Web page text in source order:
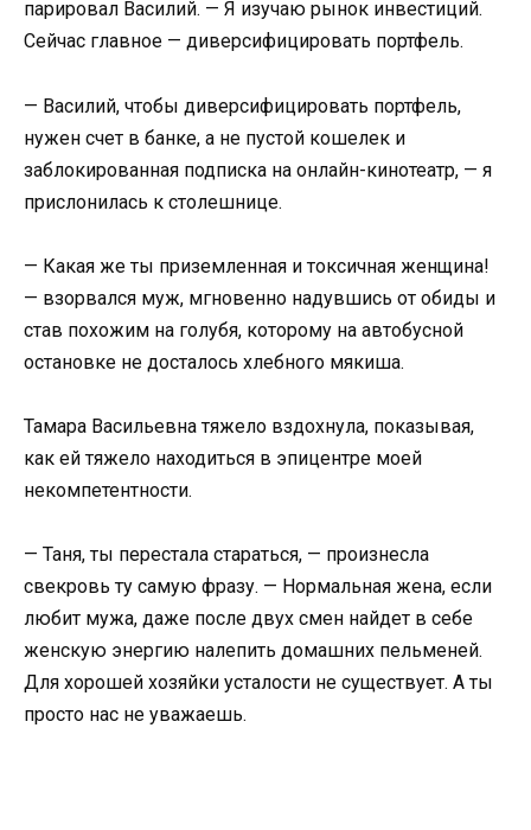
парировал Василий. — Я изучаю рынок инвестиций.
Сейчас главное — диверсифицировать портфель.
— Василий, чтобы диверсифицировать портфель,
нужен счет в банке, а не пустой кошелек и
заблокированная подписка на онлайн-кинотеатр, — я
прислонилась к столешнице.
— Какая же ты приземленная и токсичная женщина!
— взорвался муж, мгновенно надувшись от обиды и
став похожим на голубя, которому на автобусной
остановке не досталось хлебного мякиша.
Тамара Васильевна тяжело вздохнула, показывая,
как ей тяжело находиться в эпицентре моей
некомпетентности.
— Таня, ты перестала стараться, — произнесла
свекровь ту самую фразу. — Нормальная жена, если
любит мужа, даже после двух смен найдет в себе
женскую энергию налепить домашних пельменей.
Для хорошей хозяйки усталости не существует. А ты
просто нас не уважаешь.